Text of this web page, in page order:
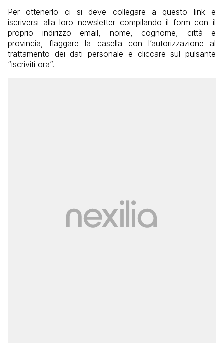
Per ottenerlo ci si deve collegare a questo link e
iscriversi alla loro newsletter compilando il form con il
proprio indirizzo email, nome, cognome, città e
provincia, flaggare la casella con l’autorizzazione al
trattamento dei dati personale e cliccare sul pulsante
“iscriviti ora”.